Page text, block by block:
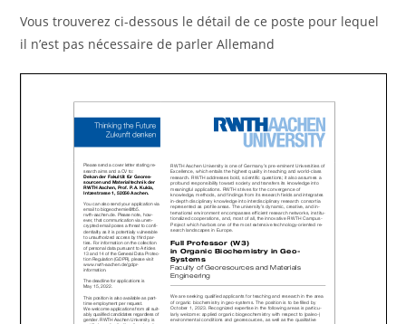
Vous trouverez ci-dessous le détail de ce poste pour lequel
il n’est pas nécessaire de parler Allemand